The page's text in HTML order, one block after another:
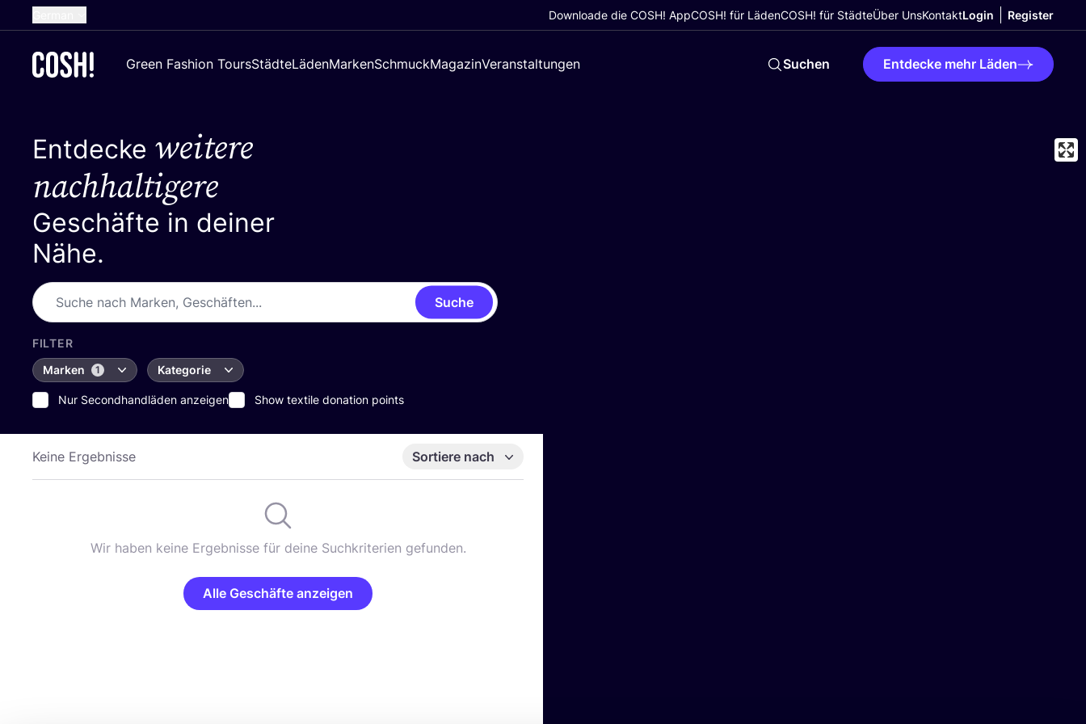
Dutch
Spanish
Downloade die COSH! AppCOSH! für LädenCOSH! für StädteÜber UnsKontaktLogin Register
Green Fashion ToursStädteLädenMarkenSchmuckMagazinVeranstaltungen Suchen Entdecke mehr Läden
Entdecke weitere
nachhaltigere
Geschäfte in deiner
Nähe.
Suche
FILTER
Marken
1 Kategorie
Nur Secondhandläden anzeigen Show textile donation points
Keine Ergebnisse Sortiere nach
Wir haben keine Ergebnisse für deine Suchkriterien gefunden.
Alle Geschäfte anzeigen